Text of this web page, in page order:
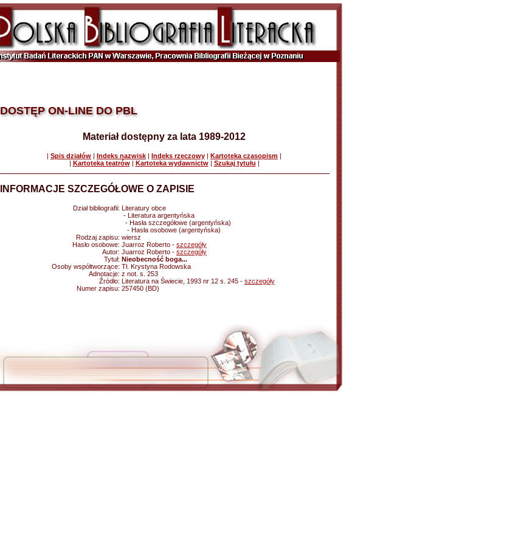
DOSTĘP ON-LINE DO PBL
Materiał dostępny za lata 1989-2012
| Spis działów | Indeks nazwisk | Indeks rzeczowy | Kartoteka czasopism |
| Kartoteka teatrów| Kartoteka wydawnictw| Szukaj tytułu |
INFORMACJE SZCZEGÓŁOWE O ZAPISIE
Dział bibliografii: Literatury obce
- Literatura argentyńska
- Hasła szczegółowe (argentyńska)
- Hasła osobowe (argentyńska)
Rodzaj zapisu: wiersz
Hasło osobowe: Juarroz Roberto - szczegóły
Autor: Juarroz Roberto - szczegóły
Tytuł: Nieobecność boga...
Osoby współtworzące: Tł. Krystyna Rodowska
Adnotacje: z not. s. 253
Źródło: Literatura na Świecie, 1993 nr 12 s. 245 - szczegóły
Numer zapisu: 257450 (BD)